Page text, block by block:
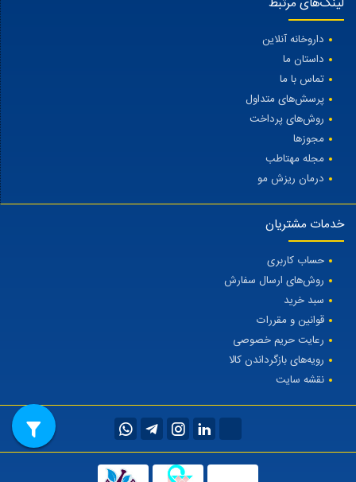
داروخانه آنلاین
داستان ما
تماس با ما
پرسش‌های متداول
روش‌های پرداخت
مجوزها
مجله مهتاطب
درمان ریزش مو
خدمات مشتریان
حساب کاربری
روش‌های ارسال سفارش
سبد خرید
قوانین و مقررات
رعایت حریم خصوصی
رویه‌های بازگرداندن کالا
نقشه سایت